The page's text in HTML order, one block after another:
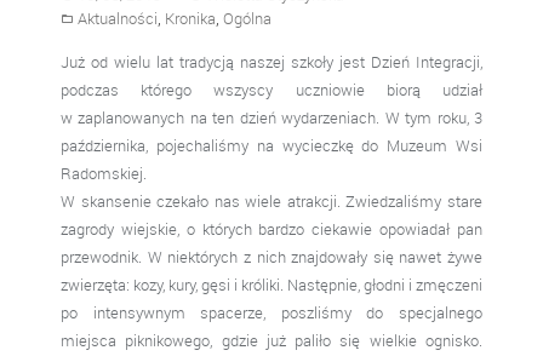
Aktualności, Kronika, Ogólna
Już od wielu lat tradycją naszej szkoły jest Dzień Integracji,
podczas którego wszyscy uczniowie biorą udział
w zaplanowanych na ten dzień wydarzeniach. W tym roku, 3
października, pojechaliśmy na wycieczkę do Muzeum Wsi
Radomskiej.
W skansenie czekało nas wiele atrakcji. Zwiedzaliśmy stare
zagrody wiejskie, o których bardzo ciekawie opowiadał pan
przewodnik. W niektórych z nich znajdowały się nawet żywe
zwierzęta: kozy, kury, gęsi i króliki. Następnie, głodni i zmęczeni
po intensywnym spacerze, poszliśmy do specjalnego
miejsca piknikowego, gdzie już paliło się wielkie ognisko.